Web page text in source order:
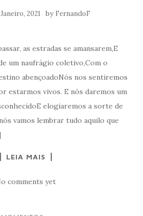
Janeiro, 2021 by FernandoF
as estradas se amansarem,E
um naufrágio coletivo,Com o
abençoadoNós nos sentiremos
estarmos vivos. E nós daremos um
elogiaremos a sorte de
vamos lembrar tudo aquilo que
LEIA MAIS
comments yet